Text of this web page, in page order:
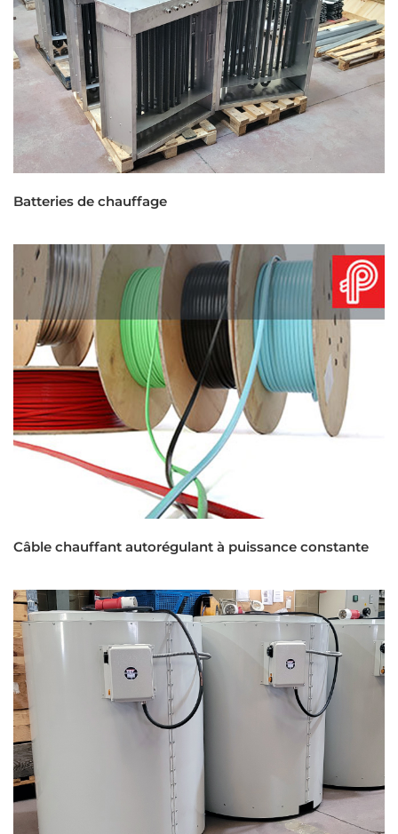
Batteries de chauffage
Câble chauffant autorégulant à puissance constante